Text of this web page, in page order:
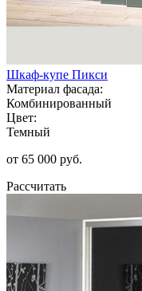
Шкаф-купе Пикси
Материал фасада:
Комбинированный
Цвет:
Темный
от 65 000 руб.
Рассчитать